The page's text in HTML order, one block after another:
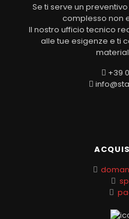
Se ti serve un
complesso non
Il nostro ufficio tecnico
alle tue esigenze e ti
+39